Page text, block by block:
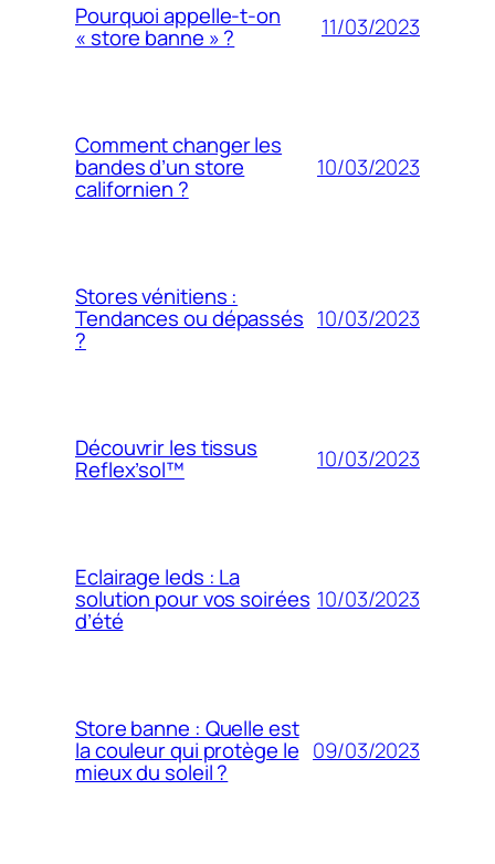
Pourquoi appelle-t-on
« store banne » ? 11/03/2023
Comment changer les
bandes d’un store
californien ?
10/03/2023
Stores vénitiens :
Tendances ou dépassés
?
10/03/2023
Découvrir les tissus
Reflex’sol™ 10/03/2023
Eclairage leds : La
solution pour vos soirées
d’été
10/03/2023
Store banne : Quelle est
la couleur qui protège le
mieux du soleil ?
09/03/2023